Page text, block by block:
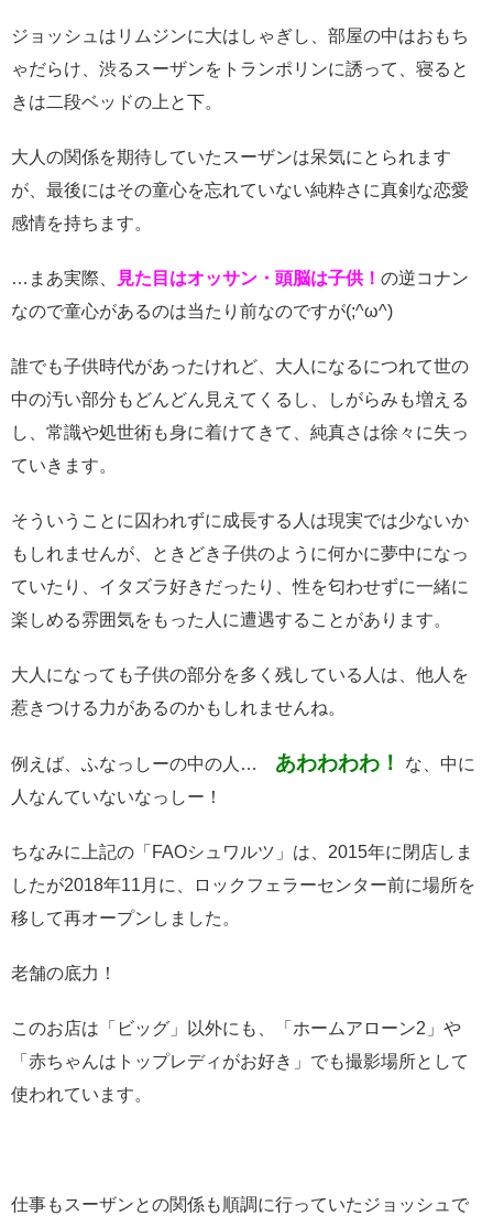
ジョッシュはリムジンに大はしゃぎし、部屋の中はおもち
ゃだらけ、渋るスーザンをトランポリンに誘って、寝ると
きは二段ベッドの上と下。
大人の関係を期待していたスーザンは呆気にとられます
が、最後にはその童心を忘れていない純粋さに真剣な恋愛
感情を持ちます。
…まあ実際、 見た目はオッサン・頭脳は子供！ の逆コナン
なので童心があるのは当たり前なのですが(;^ω^)
誰でも子供時代があったけれど、大人になるにつれて世の
中の汚い部分もどんどん見えてくるし、しがらみも増える
し、常識や処世術も身に着けてきて、純真さは徐々に失っ
ていきます。
そういうことに囚われずに成長する人は現実では少ないか
もしれませんが、ときどき子供のように何かに夢中になっ
ていたり、イタズラ好きだったり、性を匂わせずに一緒に
楽しめる雰囲気をもった人に遭遇することがあります。
大人になっても子供の部分を多く残している人は、他人を
惹きつける力があるのかもしれませんね。
例えば、ふなっしーの中の人… あわわわわ！
な、中に
人なんていないなっしー！
ちなみに上記の「FAOシュワルツ」は、2015年に閉店しま
したが2018年11月に、ロックフェラーセンター前に場所を
移して再オープンしました。
老舗の底力！
このお店は「ビッグ」以外にも、「ホームアローン2」や
「赤ちゃんはトップレディがお好き」でも撮影場所として
使われています。
仕事もスーザンとの関係も順調に行っていたジョッシュで